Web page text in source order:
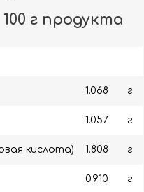
г продукта
1.068 г
1.057 г
кислота) 1.808 г
0.910 г